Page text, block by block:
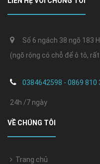
Số 6 ngách 38 ngõ 183
(ngõ rộng có chỗ để ô tô,
0384642598 - 0869 810
24h /7 ngày
VỀ CHÚNG TÔI
Trang chủ